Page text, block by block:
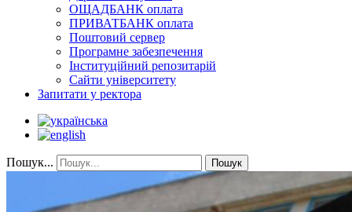
ОЩАДБАНК оплата
ПРИВАТБАНК оплата
Поштовий сервер
Програмне забезпечення
Інституційний репозитарій
Сайти університету
Запитати у ректора
Пошук... Пошук